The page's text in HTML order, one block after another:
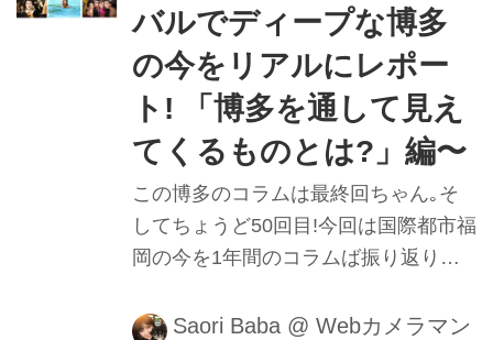
バルでディープな博多
の今をリアルにレポー
ト! 「博多を通して見え
てくるものとは?」編〜
この博多のコラムは最終回ちゃん｡そ
してちょうど50回目!今回は国際都市福
岡の今を1年間のコラムば振り返りな
ート：馬場さおり
Saori Baba @ Webカメラマン